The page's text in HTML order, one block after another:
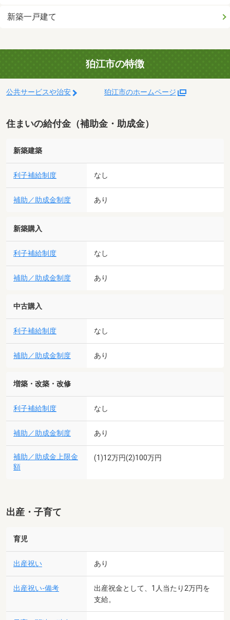
新築一戸建て
狛江市の特徴
公共サービスや治安 狛江市のホームページ
住まいの給付金（補助金・助成金）
新築建築
利子補給制度 なし
補助／助成金制度 あり
新築購入
利子補給制度 なし
補助／助成金制度 あり
中古購入
利子補給制度 なし
補助／助成金制度 あり
増築・改築・改修
利子補給制度 なし
補助／助成金制度 あり
補助／助成金上限金
額
(1)12万円(2)100万円
出産・子育て
育児
出産祝い あり
出産祝い-備考
出産祝金として、1人当たり2万円を
支給。